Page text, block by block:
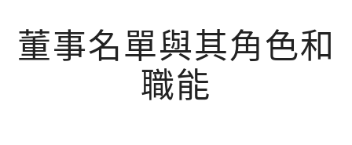
董事名單與其角色和
職能